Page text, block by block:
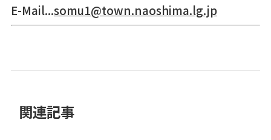
E-Mail...somu1@town.naoshima.lg.jp
関連記事